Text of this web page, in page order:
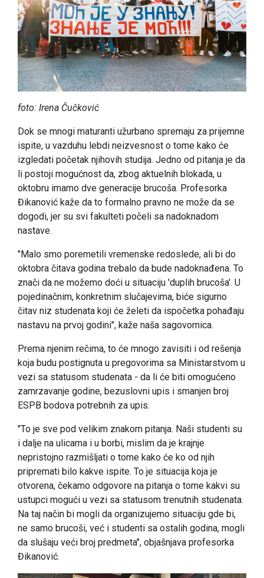
foto: Irena Čučković
Dok se mnogi maturanti užurbano spremaju za prijemne
ispite, u vazduhu lebdi neizvesnost o tome kako će
izgledati početak njihovih studija. Jedno od pitanja je da
li postoji mogućnost da, zbog aktuelnih blokada, u
oktobru imamo dve generacije brucoša. Profesorka
Đikanović kaže da to formalno pravno ne može da se
dogodi, jer su svi fakulteti počeli sa nadoknadom
nastave.
"Malo smo poremetili vremenske redoslede, ali bi do
oktobra čitava godina trebalo da bude nadoknađena. To
znači da ne možemo doći u situaciju 'duplih brucoša'. U
pojedinačnim, konkretnim slučajevima, biće sigurno
čitav niz studenata koji će želeti da ispočetka pohađaju
nastavu na prvoj godini", kaže naša sagovornica.
Prema njenim rečima, to će mnogo zavisiti i od rešenja
koja budu postignuta u pregovorima sa Ministarstvom u
vezi sa statusom studenata - da li će biti omogućeno
zamrzavanje godine, bezuslovni upis i smanjen broj
ESPB bodova potrebnih za upis.
"To je sve pod velikim znakom pitanja. Naši studenti su
i dalje na ulicama i u borbi, mislim da je krajnje
nepristojno razmišljati o tome kako će ko od njih
pripremati bilo kakve ispite. To je situacija koja je
otvorena, čekamo odgovore na pitanja o tome kakvi su
ustupci mogući u vezi sa statusom trenutnih studenata.
Na taj način bi mogli da organizujemo situaciju gde bi,
ne samo brucoši, već i studenti sa ostalih godina, mogli
da slušaju veći broj predmeta", objašnjava profesorka
Đikanović.